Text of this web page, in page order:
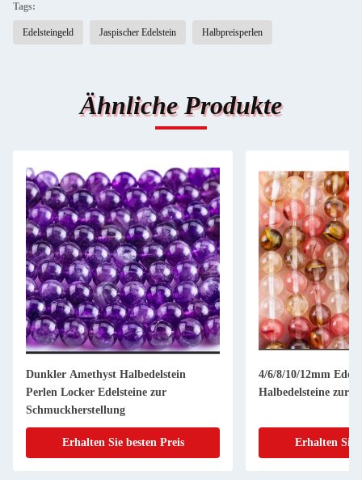
Tags:
Edelsteingeld Jaspischer Edelstein Halbpreisperlen
Ähnliche Produkte
Dunkler Amethyst Halbedelstein
Perlen Locker Edelsteine zur
Schmuckherstellung
Erhalten Sie besten Preis
4/6/8/10/12mm
Halbedelsteine zur
Erhalten Sie